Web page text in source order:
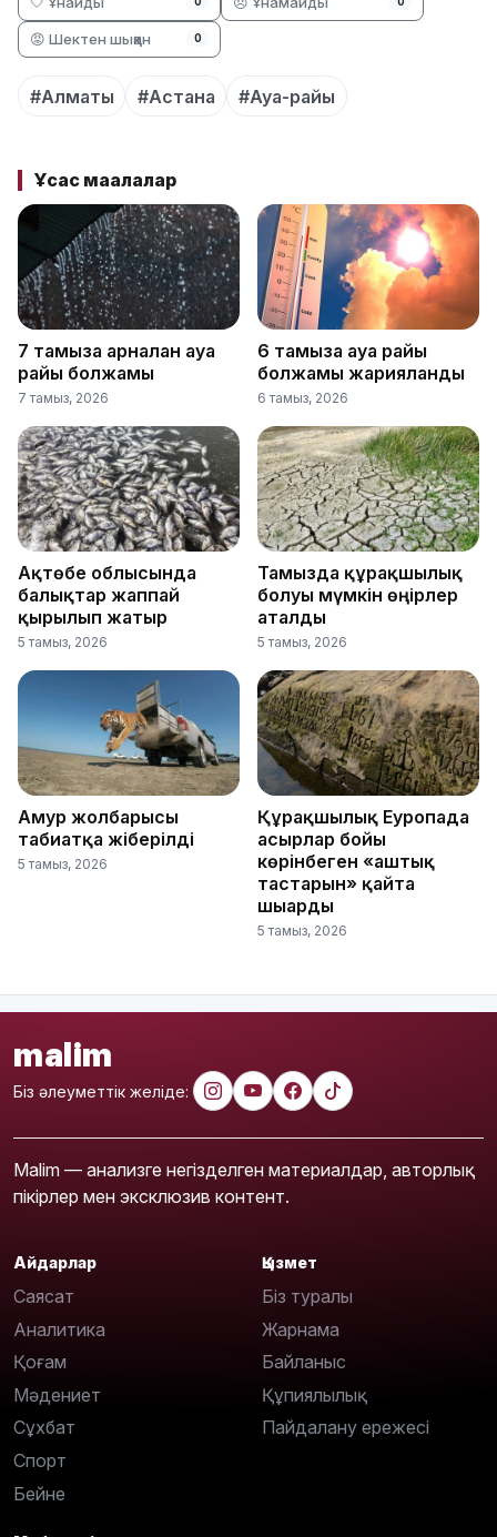
😡 Шектен шыққан 0
#Алматы #Астана #Ауа-райы
Ұқсас мақалалар
7 тамызға арналған ауа
райы болжамы
7 тамыз, 2026
6 тамызға ауа райы
болжамы жарияланды
6 тамыз, 2026
Ақтөбе облысында
балықтар жаппай
қырылып жатыр
5 тамыз, 2026
Тамызда құрғақшылық
болуы мүмкін өңірлер
аталды
5 тамыз, 2026
Амур жолбарысы
табиғатқа жіберілді
5 тамыз, 2026
Құрғақшылық Еуропада
ғасырлар бойы
көрінбеген «аштық
тастарын» қайта
шығарды
5 тамыз, 2026
malim
Біз әлеуметтік желіде:
Malim — анализге негізделген материалдар, авторлық
пікірлер мен эксклюзив контент.
Айдарлар
Саясат
Аналитика
Қоғам
Мәдениет
Сұхбат
Спорт
Бейне
Қызмет
Біз туралы
Жарнама
Байланыс
Құпиялылық
Пайдалану ережесі